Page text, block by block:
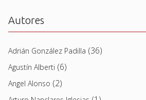
Autores
Adrián González Padilla (36)
Agustín Alberti (6)
Angel Alonso (2)